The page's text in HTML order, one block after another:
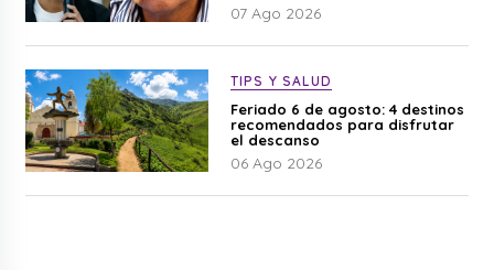
07 Ago 2026
TIPS Y SALUD
Feriado 6 de agosto: 4 destinos
recomendados para disfrutar
el descanso
06 Ago 2026